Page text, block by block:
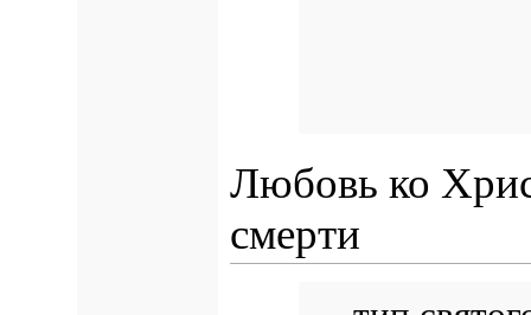
Любовь ко
смерти